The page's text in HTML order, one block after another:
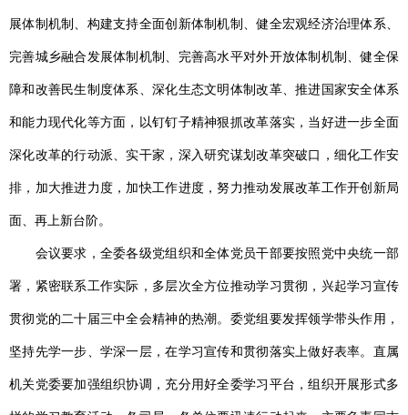
展体制机制、构建支持全面创新体制机制、健全宏观经济治理体系、
完善城乡融合发展体制机制、完善高水平对外开放体制机制、健全保
障和改善民生制度体系、深化生态文明体制改革、推进国家安全体系
和能力现代化等方面，以钉钉子精神狠抓改革落实，当好进一步全面
深化改革的行动派、实干家，深入研究谋划改革突破口，细化工作安
排，加大推进力度，加快工作进度，努力推动发展改革工作开创新局
面、再上新台阶。
会议要求，全委各级党组织和全体党员干部要按照党中央统一部
署，紧密联系工作实际，多层次全方位推动学习贯彻，兴起学习宣传
贯彻党的二十届三中全会精神的热潮。委党组要发挥领学带头作用，
坚持先学一步、学深一层，在学习宣传和贯彻落实上做好表率。直属
机关党委要加强组织协调，充分用好全委学习平台，组织开展形式多